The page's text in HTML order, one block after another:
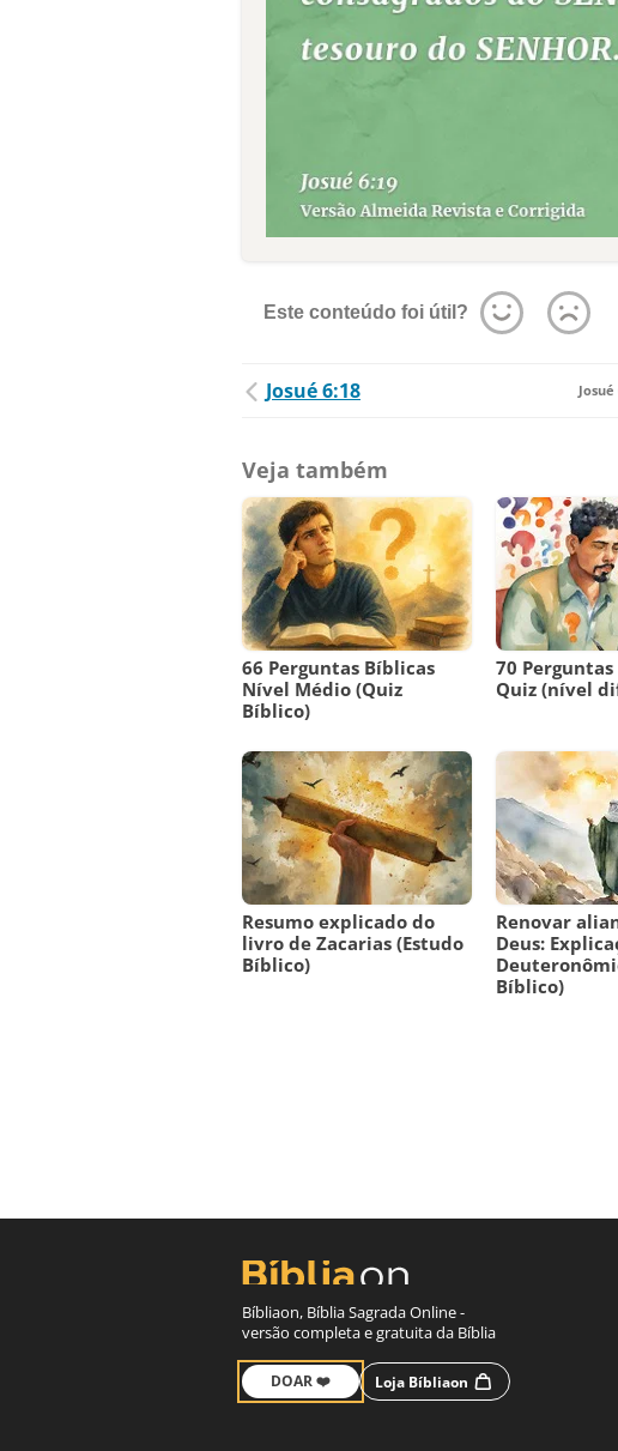
Este conteúdo foi útil?
Josué 6:18 Josué
Veja também
66 Perguntas Bíblicas
Nível Médio (Quiz
Bíblico)
70
Quiz (nível
Resumo explicado do
livro de Zacarias (Estudo
Bíblico)
Renovar
Deus:
Bíblico)
Bíbliaon, Bíblia Sagrada Online -
versão completa e gratuita da Bíblia
DOAR ❤️ Loja Bíbliaon